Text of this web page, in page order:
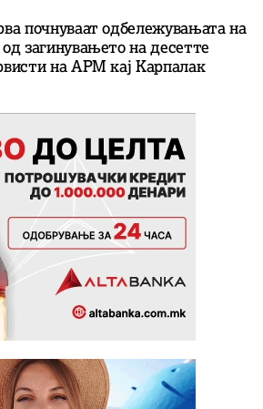
почнуваат одбележувањата на
загинувањето на десетте
на АРМ кај Карпалак